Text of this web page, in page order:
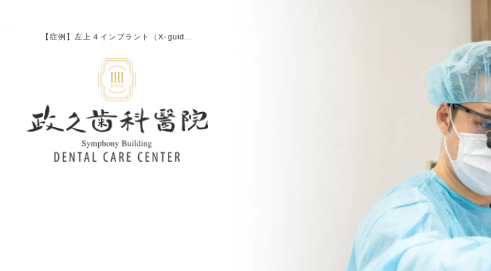
【症例】左上４インプラント（X-guid…